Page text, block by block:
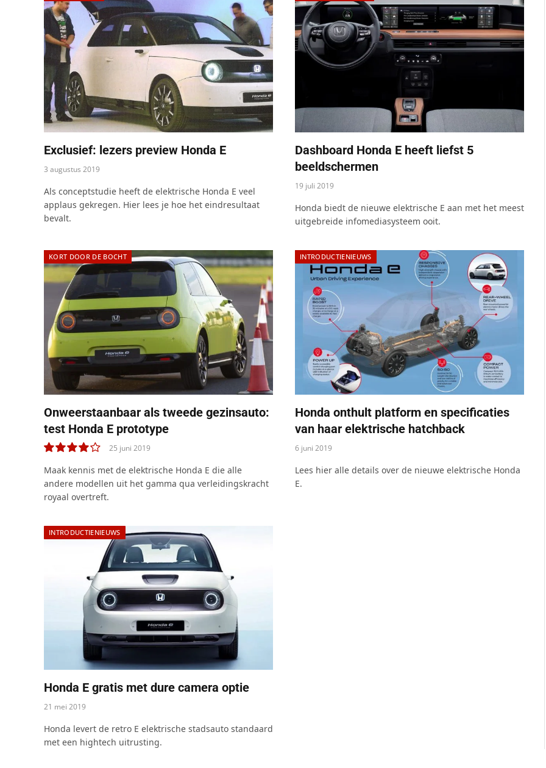
Exclusief: lezers preview Honda E
3 augustus 2019
Als conceptstudie heeft de elektrische Honda E veel
applaus gekregen. Hier lees je hoe het eindresultaat
bevalt.
Dashboard Honda E heeft liefst 5
beeldschermen
19 juli 2019
Honda biedt de nieuwe elektrische E aan met het meest
uitgebreide infomediasysteem ooit.
KORT DOOR DE BOCHT
Onweerstaanbaar als tweede gezinsauto:
test Honda E prototype
8.0
25 juni 2019
Maak kennis met de elektrische Honda E die alle
andere modellen uit het gamma qua verleidingskracht
royaal overtreft.
INTRODUCTIENIEUWS
Honda onthult platform en specificaties
van haar elektrische hatchback
6 juni 2019
Lees hier alle details over de nieuwe elektrische Honda
E.
INTRODUCTIENIEUWS
Honda E gratis met dure camera optie
21 mei 2019
Honda levert de retro E elektrische stadsauto standaard
met een hightech uitrusting.